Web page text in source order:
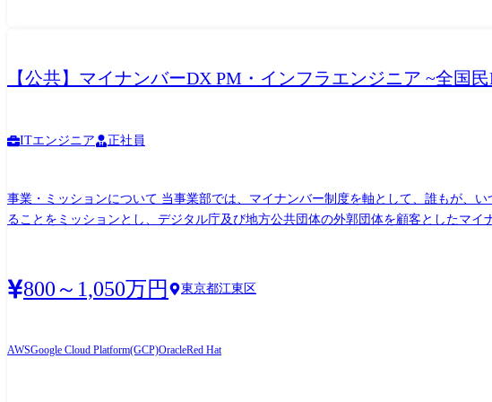
【公共】マイナンバーDX PM・インフラエンジニア ~全国
ITエンジニア 正社員
事業・ミッションについて 当事業部では、マイナンバー制度を軸として、誰もが、
ることをミッションとし、デジタル庁及び地方公共団体の外郭団体を顧客としたマ
く、インフラエンジニアとしてクラウドもしくはオンプレミス環境におけるシステ
のシステム基盤開発・運用 ーマイナンバーカードの認証機能等の仕組みを活用した新たなデジタルサービスのシステ
ラウドに関するノウハウのアセット化/アセット活用をはじめ、各工程の技術ノウハ
800～1,050万円 東京都江東区
AWSGoogle Cloud Platform(GCP)OracleRed Hat